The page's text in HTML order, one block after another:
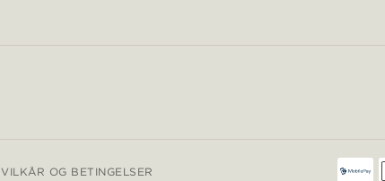
VILKÅR OG BETINGELSER